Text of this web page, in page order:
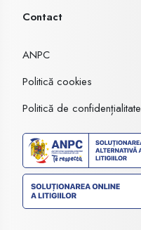
Contact
ANPC
Politică cookies
Politică de confidențialitate